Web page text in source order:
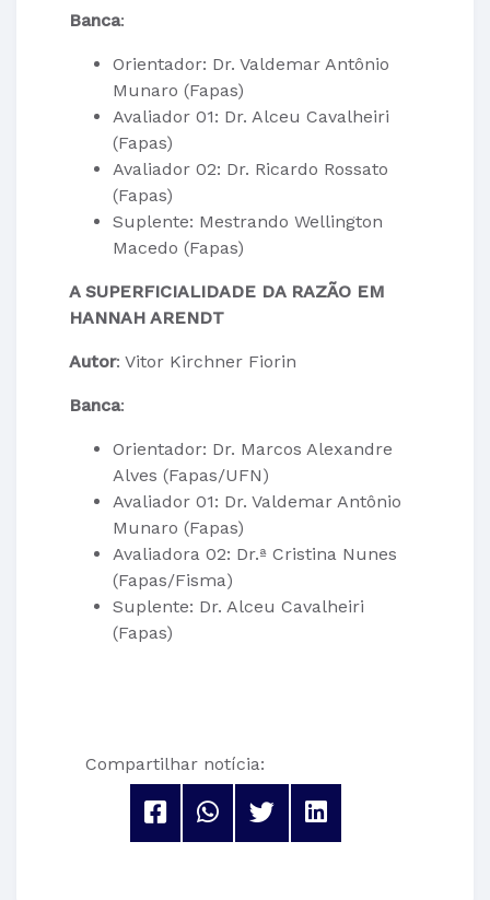
Banca:
Orientador: Dr. Valdemar Antônio
Munaro (Fapas)
Avaliador 01: Dr. Alceu Cavalheiri
(Fapas)
Avaliador 02: Dr. Ricardo Rossato
(Fapas)
Suplente: Mestrando Wellington
Macedo (Fapas)
A SUPERFICIALIDADE DA RAZÃO EM
HANNAH ARENDT
Autor: Vitor Kirchner Fiorin
Banca:
Orientador: Dr. Marcos Alexandre
Alves (Fapas/UFN)
Avaliador 01: Dr. Valdemar Antônio
Munaro (Fapas)
Avaliadora 02: Dr.ª Cristina Nunes
(Fapas/Fisma)
Suplente: Dr. Alceu Cavalheiri
(Fapas)
Compartilhar notícia: